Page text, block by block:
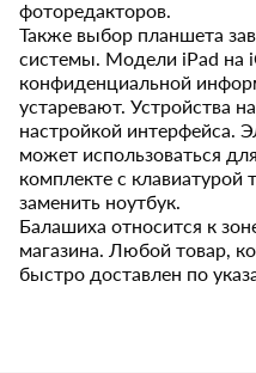
фоторедакторов.
Также выбор планшета
системы. Модели iPad на
конфиденциальной
устаревают. Устройства
настройкой интерфейса.
может использоваться
комплекте с клавиатурой
заменить ноутбук.
Балашиха относится к
магазина. Любой товар,
быстро доставлен по